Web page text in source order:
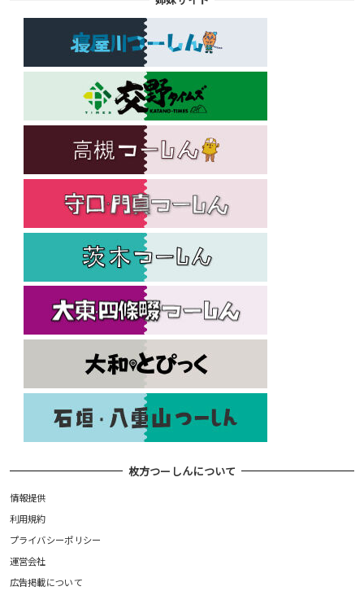
枚方つーしんについて
情報提供
利用規約
プライバシーポリシー
運営会社
広告掲載について